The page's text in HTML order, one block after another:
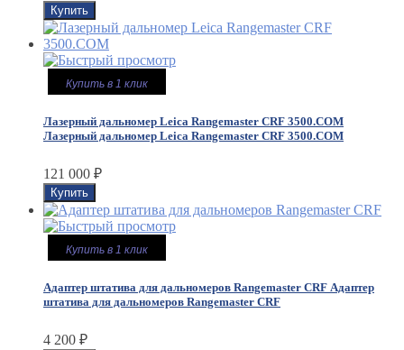
Купить в 1 клик
Лазерный дальномер Leica Rangemaster CRF 3500.COM
Лазерный дальномер Leica Rangemaster CRF 3500.COM
121 000 ₽
Купить в 1 клик
Адаптер штатива для дальномеров Rangemaster CRF Адаптер
штатива для дальномеров Rangemaster CRF
4 200 ₽